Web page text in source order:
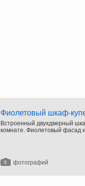
Фиолетовый шкаф-
Встроенный двухдверный
комнате. Фиолетовый фасад
5 фотографий